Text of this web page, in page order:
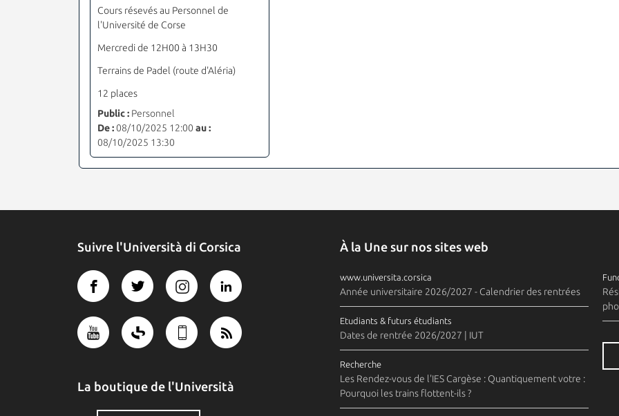
Cours résevés au Personnel de
l'Université de Corse
Mercredi de 12H00 à 13H30
Terrains de Padel (route d'Aléria)
12 places
Public : Personnel
De :08/10/2025 12:00 au :
08/10/2025 13:30
Suivre l'Università di Corsica
La boutique de l'Università
À la Une sur nos sites web
www.universita.corsica
Année universitaire 2026/2027 - Calendrier des rentrées
Etudiants & futurs étudiants
Dates de rentrée 2026/2027 | IUT
Recherche
Les Rendez-vous de l'IES Cargèse : Quantiquement votre :
Pourquoi les trains flottent-ils ?